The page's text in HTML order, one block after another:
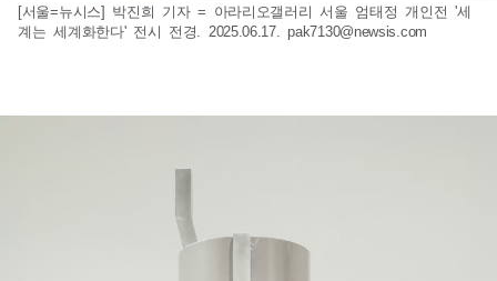
[서울=뉴시스] 박진희 기자 = 아라리오갤러리 서울 엄태정 개인전 '세
계는 세계화한다' 전시 전경. 2025.06.17.pak7130@newsis.com